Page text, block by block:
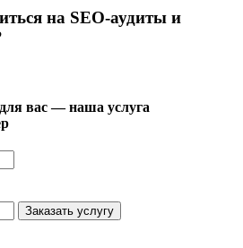
на SEO-аудиты и
вас — наша услуга
Заказать услугу